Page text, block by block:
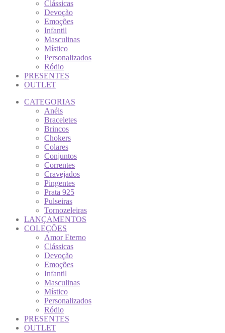
Clássicas
Devoção
Emoções
Infantil
Masculinas
Místico
Personalizados
Ródio
PRESENTES
OUTLET
CATEGORIAS
Anéis
Braceletes
Brincos
Chokers
Colares
Conjuntos
Correntes
Cravejados
Pingentes
Prata 925
Pulseiras
Tornozeleiras
LANÇAMENTOS
COLEÇÕES
Amor Eterno
Clássicas
Devoção
Emoções
Infantil
Masculinas
Místico
Personalizados
Ródio
PRESENTES
OUTLET